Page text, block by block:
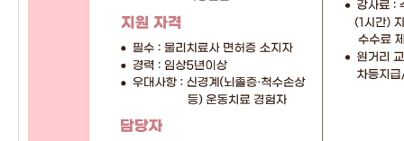
경기도회를 구성하고 있는
부서를 소개합니다.